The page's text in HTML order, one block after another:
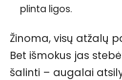
plinta ligos.
Žinoma, visų atžalų
Bet išmokus jas
šalinti – augalai